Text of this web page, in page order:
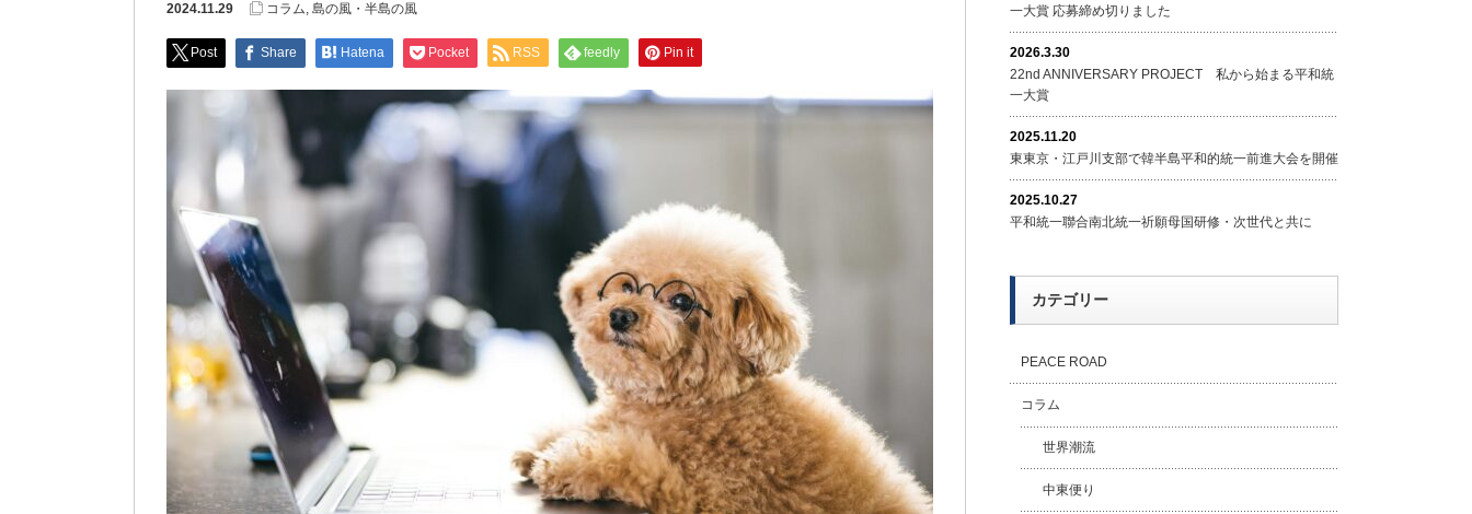
2024.11.29 コラム, 島の風・半島の風
Post Share Hatena Pocket RSS feedly Pin it
一大賞 応募締め切りました
2026.3.30
22nd ANNIVERSARY PROJECT 私から始まる平和統
一大賞
2025.11.20
東東京・江戸川支部で韓半島平和的統一前進大会を開催
2025.10.27
平和統一聯合南北統一祈願母国研修・次世代と共に
カテゴリー
PEACE ROAD
コラム
世界潮流
中東便り